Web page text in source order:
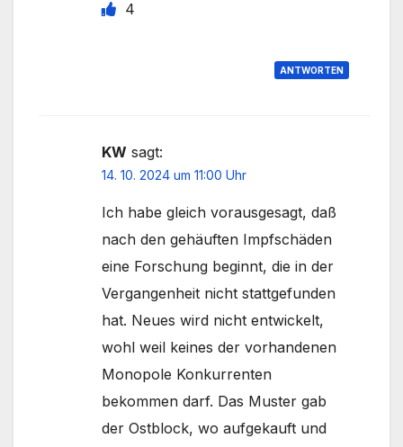
4
ANTWORTEN
KW sagt:
14. 10. 2024 um 11:00 Uhr
Ich habe gleich vorausgesagt, daß
nach den gehäuften Impfschäden
eine Forschung beginnt, die in der
Vergangenheit nicht stattgefunden
hat. Neues wird nicht entwickelt,
wohl weil keines der vorhandenen
Monopole Konkurrenten
bekommen darf. Das Muster gab
der Ostblock, wo aufgekauft und